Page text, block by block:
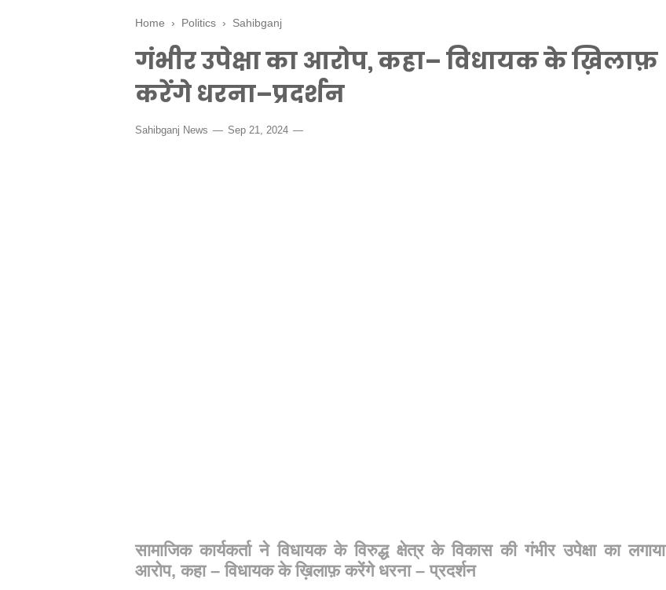
Home › Politics › Sahibganj
गंभीर उपेक्षा का आरोप, कहा– विधायक के ख़िलाफ़
करेंगे धरना–प्रदर्शन
Sahibganj News Sep 21, 2024
सामाजिक कार्यकर्ता ने विधायक के विरुद्ध क्षेत्र के विकास की गंभीर उपेक्षा का लगाया
आरोप, कहा – विधायक के ख़िलाफ़ करेंगे धरना – प्रदर्शन